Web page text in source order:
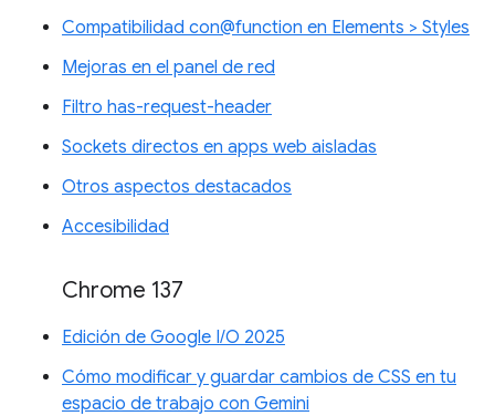
Compatibilidad con@function en Elements > Styles
Mejoras en el panel de red
Filtro has-request-header
Sockets directos en apps web aisladas
Otros aspectos destacados
Accesibilidad
Chrome 137
Edición de Google I/O 2025
Cómo modificar y guardar cambios de CSS en tu
espacio de trabajo con Gemini